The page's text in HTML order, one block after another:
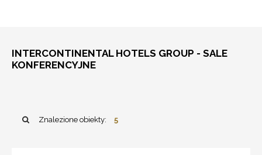
INTERCONTINENTAL HOTELS GROUP - SALE
KONFERENCYJNE
Znalezione obiekty: 5